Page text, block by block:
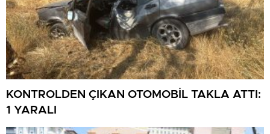
KONTROLDEN ÇIKAN OTOMOBİL TAKLA ATTI:
1 YARALI